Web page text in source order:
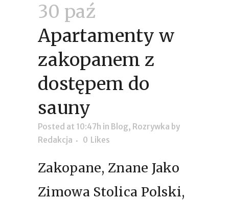
30 paź
Apartamenty w
zakopanem z
dostępem do
sauny
Posted at 10:47h in Blog, Rozrywka by
Redakcja
0 Likes
Zakopane, Znane Jako
Zimowa Stolica Polski,